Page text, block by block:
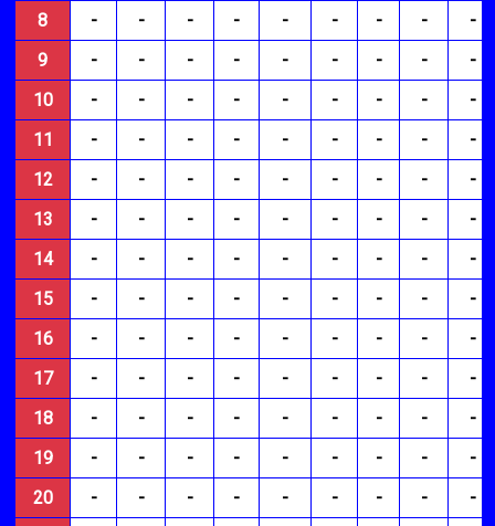
8
- - - - - - - -
-
9
- - - - - - - -
-
10
- - - - - - - -
-
11
- - - - - - - -
-
12
- - - - - - - -
-
13
- - - - - - - -
-
14
- - - - - - - -
-
15
- - - - - - - -
-
16
- - - - - - - -
-
17
- - - - - - - -
-
18
- - - - - - - -
-
19
- - - - - - - -
-
20
- - - - - - - -
-